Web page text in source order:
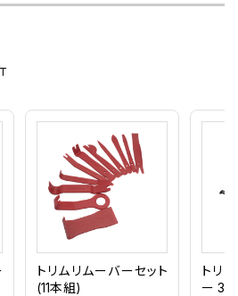
トリムリムーバーセット
(11本組)
トリ
ー